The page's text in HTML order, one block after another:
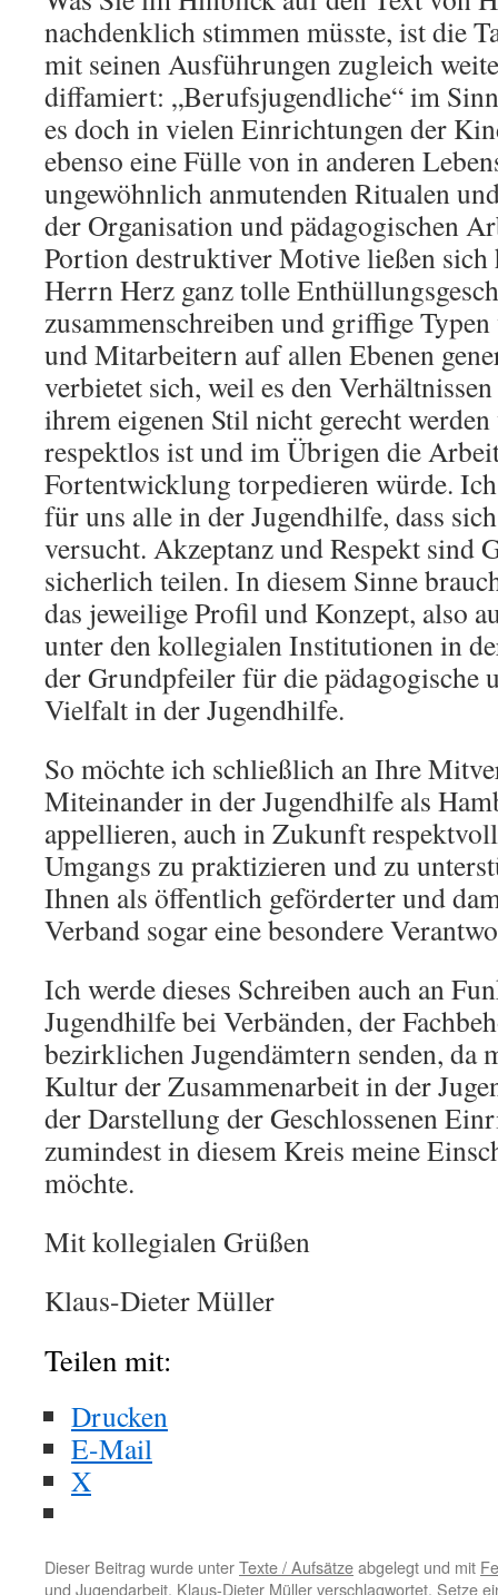
nachdenklich stimmen müsste, ist die
mit seinen Ausführungen zugleich
diffamiert: „Berufsjugendliche“ im
es doch in vielen Einrichtungen der
ebenso eine Fülle von in anderen
ungewöhnlich anmutenden Ritualen
der Organisation und pädagogischen
Portion destruktiver Motive ließen sich
Herrn Herz ganz tolle
zusammenschreiben und griffige
und Mitarbeitern auf allen Ebenen
verbietet sich, weil es den
ihrem eigenen Stil nicht gerecht
respektlos ist und im Übrigen die
Fortentwicklung torpedieren würde.
für uns alle in der Jugendhilfe, dass
versucht. Akzeptanz und Respekt sind
sicherlich teilen. In diesem Sinne
das jeweilige Profil und Konzept, also
unter den kollegialen Institutionen in
der Grundpfeiler für die pädagogische
Vielfalt in der Jugendhilfe.
So möchte ich schließlich an Ihre
Miteinander in der Jugendhilfe als
appellieren, auch in Zukunft
Umgangs zu praktizieren und zu
Ihnen als öffentlich geförderter und
Verband sogar eine besondere
Ich werde dieses Schreiben auch an
Jugendhilfe bei Verbänden, der
bezirklichen Jugendämtern senden, da
Kultur der Zusammenarbeit in der
der Darstellung der Geschlossenen
zumindest in diesem Kreis meine
möchte.
Mit kollegialen Grüßen
Klaus-Dieter Müller
Teilen mit:
Drucken
E-Mail
X
Dieser Beitrag wurde unterTexte / Aufsätzeabgelegt und mit
und Jugendarbeit, Klaus-Dieter Müllerverschlagwortet. Setze